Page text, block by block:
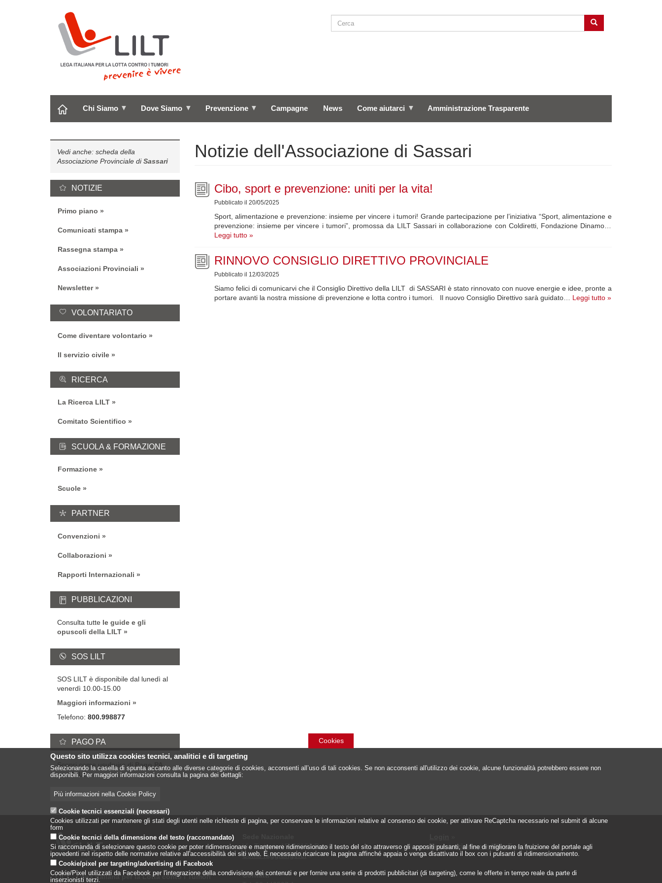
SEARCH Cerca
Chi Siamo Dove Siamo Prevenzione Campagne News Come aiutarci Amministrazione Trasparente
Vedi anche: scheda della
Associazione Provinciale diSassari
NOTIZIE
Primo piano
Comunicati stampa
Rassegna stampa
Associazioni Provinciali
Newsletter
VOLONTARIATO
Come diventare volontario
Il servizio civile
RICERCA
La Ricerca LILT
Comitato Scientifico
SCUOLA & FORMAZIONE
Formazione
Scuole
PARTNER
Convenzioni
Collaborazioni
Rapporti Internazionali
PUBBLICAZIONI
Consulta tutte le guide e gli
opuscoli della LILT
SOS LILT
SOS LILT è disponibile dal lunedì al
venerdì 10.00-15.00
Maggiori informazioni
Telefono: 800.998877
PAGO PA
Scopri come usufruire di
Pago PA
con LILT
Notizie dell'Associazione di Sassari
Cibo, sport e prevenzione: uniti per la vita!
Pubblicato il 20/05/2025
Sport, alimentazione e prevenzione: insieme per vincere i tumori! Grande partecipazione per l’iniziativa “Sport, alimentazione e
prevenzione: insieme per vincere i tumori”, promossa da LILT Sassari in collaborazione con Coldiretti, Fondazione Dinamo…
Leggi tutto »
RINNOVO CONSIGLIO DIRETTIVO PROVINCIALE
Pubblicato il 12/03/2025
Siamo felici di comunicarvi che il Consiglio Direttivo della LILT di SASSARI è stato rinnovato con nuove energie e idee, pronte a
portare avanti la nostra missione di prevenzione e lotta contro i tumori. Il nuovo Consiglio Direttivo sarà guidato… Leggi tutto »
LILT - Lega Italiana per la Lotta conto i Tumori
Via Torlonia 15, 00161 Roma
Come raggiungerci»
Contatti
Registrazione per Albo Fornitori»
Cookies
Questo sito utilizza cookies tecnici, analitici e di targeting
Selezionando la casella di spunta accanto alle diverse categorie di cookies, acconsenti all’uso di tali cookies. Se non acconsenti all'utilizzo dei cookie, alcune funzionalità potrebbero essere non
disponibili. Per maggiori informazioni consulta la pagina dei dettagli:
Più informazioni nella Cookie Policy
Cookie tecnici essenziali (necessari)
Cookies utilizzati per mantenere gli stati degli utenti nelle richieste di pagina, per conservare le informazioni relative al consenso dei cookie, per attivare ReCaptcha necessario nel submit di alcune
form
Cookie tecnici della dimensione del testo (raccomandato)
Si raccomanda di selezionare questo cookie per poter ridimensionare e mantenere ridimensionato il testo del sito attraverso gli appositi pulsanti, al fine di migliorare la fruizione del portale agli
ipovedenti nel rispetto delle normative relative all'accessibilità dei siti web. È necessario ricaricare la pagina affinché appaia o venga disattivato il box con i pulsanti di ridimensionamento.
Cookie/pixel per targeting/advertising di Facebook
Cookie/Pixel utilizzati da Facebook per l'integrazione della condivisione dei contenuti e per fornire una serie di prodotti pubblicitari (di targeting), come le offerte in tempo reale da parte di
inserzionisti terzi.